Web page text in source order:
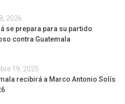
2026
se prepara para su partido
contra Guatemala
19, 2025
recibirá a Marco Antonio Solís